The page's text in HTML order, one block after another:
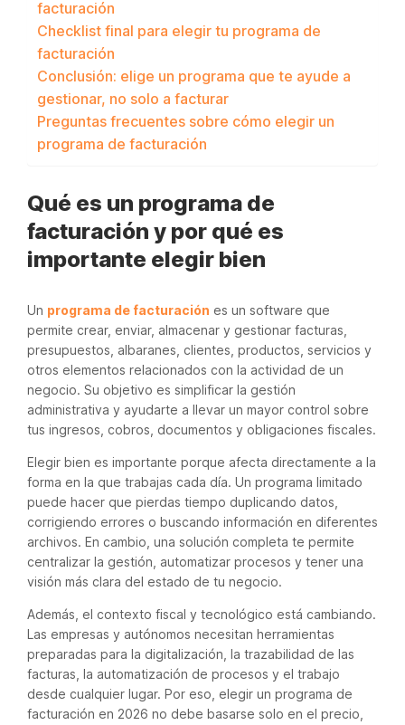
facturación
Checklist final para elegir tu programa de
facturación
Conclusión: elige un programa que te ayude a
gestionar, no solo a facturar
Preguntas frecuentes sobre cómo elegir un
programa de facturación
Qué es un programa de
facturación y por qué es
importante elegir bien
Un programa de facturación es un software que
permite crear, enviar, almacenar y gestionar facturas,
presupuestos, albaranes, clientes, productos, servicios y
otros elementos relacionados con la actividad de un
negocio. Su objetivo es simplificar la gestión
administrativa y ayudarte a llevar un mayor control sobre
tus ingresos, cobros, documentos y obligaciones fiscales.
Elegir bien es importante porque afecta directamente a la
forma en la que trabajas cada día. Un programa limitado
puede hacer que pierdas tiempo duplicando datos,
corrigiendo errores o buscando información en diferentes
archivos. En cambio, una solución completa te permite
centralizar la gestión, automatizar procesos y tener una
visión más clara del estado de tu negocio.
Además, el contexto fiscal y tecnológico está cambiando.
Las empresas y autónomos necesitan herramientas
preparadas para la digitalización, la trazabilidad de las
facturas, la automatización de procesos y el trabajo
desde cualquier lugar. Por eso, elegir un programa de
facturación en 2026 no debe basarse solo en el precio,